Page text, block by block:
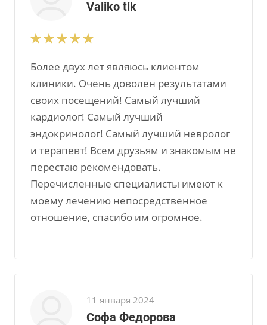
Valiko tik
Более двух лет являюсь клиентом
клиники. Очень доволен результатами
своих посещений! Самый лучший
кардиолог! Самый лучший
эндокринолог! Самый лучший невролог
и терапевт! Всем друзьям и знакомым не
перестаю рекомендовать.
Перечисленные специалисты имеют к
моему лечению непосредственное
отношение, спасибо им огромное.
11 января 2024
Софа Федорова